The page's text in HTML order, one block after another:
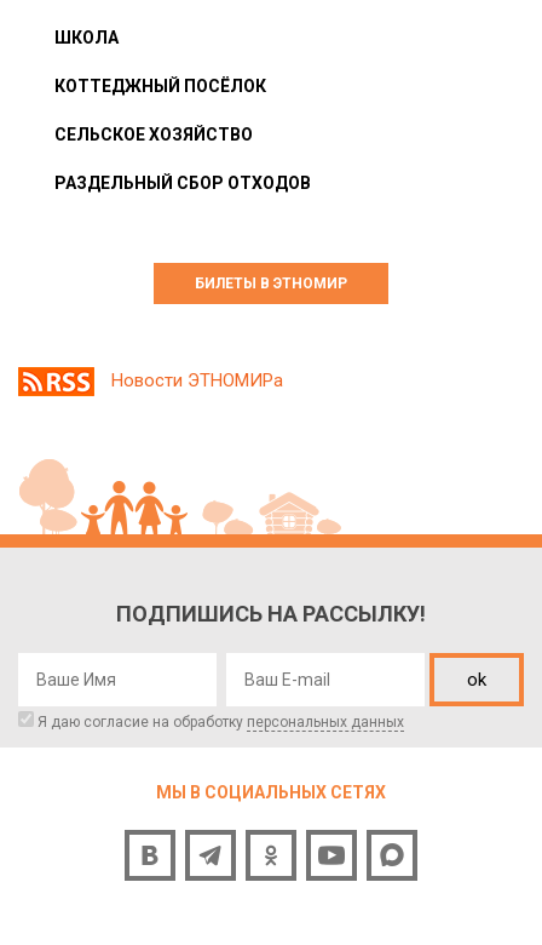
ШКОЛА
КОТТЕДЖНЫЙ ПОСЁЛОК
СЕЛЬСКОЕ ХОЗЯЙСТВО
РАЗДЕЛЬНЫЙ СБОР ОТХОДОВ
БИЛЕТЫ В ЭТНОМИР
Новости ЭТНОМИРа
ПОДПИШИСЬ НА РАССЫЛКУ!
ok
Я даю согласие на обработку персональных данных
МЫ В СОЦИАЛЬНЫХ СЕТЯХ